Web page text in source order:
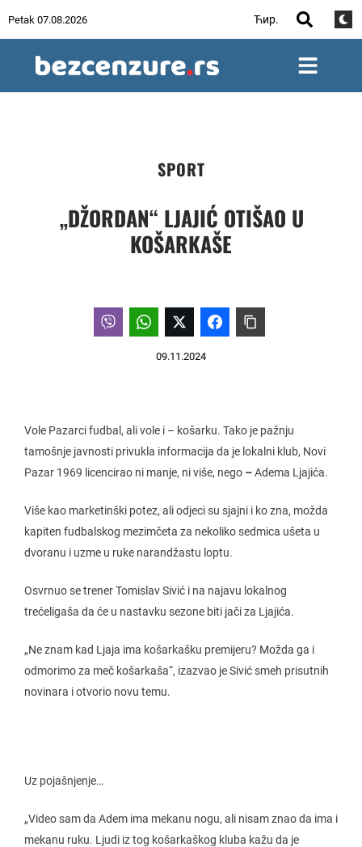
Petak 07.08.2026 Ћир.
SPORT
„DŽORDAN“ LJAJIĆ OTIŠAO U
KOŠARKAŠE
09.11.2024
Vole Pazarci fudbal, ali vole i – košarku. Tako je pažnju
tamošnje javnosti privukla informacija da je lokalni klub, Novi
Pazar 1969 licencirao ni manje, ni više, nego –Adema Ljajića.
Više kao marketinški potez, ali odjeci su sjajni i ko zna, možda
kapiten fudbalskog mezimčeta za nekoliko sedmica ušeta u
dvoranu i uzme u ruke narandžastu loptu.
Osvrnuo se trener Tomislav Sivić i na najavu lokalnog
trećeligaša da će u nastavku sezone biti jači za Ljajića.
„Ne znam kad Ljaja ima košarkašku premijeru? Možda ga i
odmorimo za meč košarkaša“, izazvao je Sivić smeh prisutnih
novinara i otvorio novu temu.
Uz pojašnjenje…
„Video sam da Adem ima mekanu nogu, ali nisam znao da ima i
mekanu ruku. Ljudi iz tog košarkaškog kluba kažu da je